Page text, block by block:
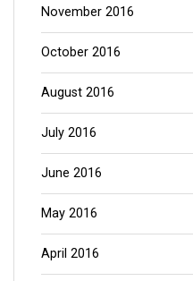
November 2016
October 2016
August 2016
July 2016
June 2016
May 2016
April 2016